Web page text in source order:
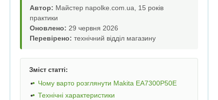
Автор: Майстер napolke.com.ua, 15 років
практики
Оновлено: 29 червня 2026
Перевірено: технічний відділ магазину
Зміст статті:
Чому варто розглянути Makita EA7300P50E
Технічні характеристики